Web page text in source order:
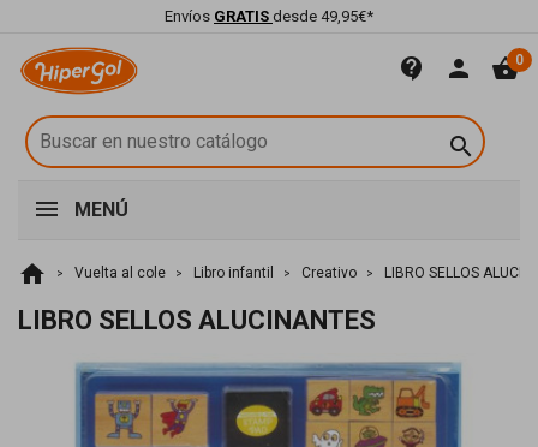
Envíos GRATIS desde 49,95€*
contact_support person shopping_basket0

MENÚ
home Vuelta al cole Libro infantil Creativo LIBRO SELLOS
LIBRO SELLOS ALUCINANTES